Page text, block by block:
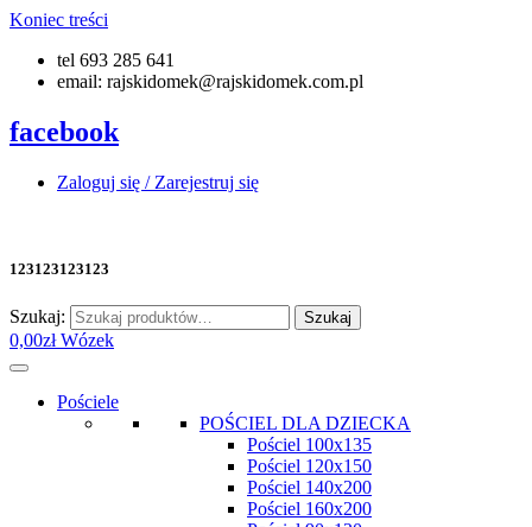
Koniec treści
tel 693 285 641
email: rajskidomek@rajskidomek.com.pl
facebook
Zaloguj się / Zarejestruj się
123123123123
Szukaj: Szukaj
0,00zł Wózek
Pościele
POŚCIEL DLA DZIECKA
Pościel 100x135
Pościel 120x150
Pościel 140x200
Pościel 160x200